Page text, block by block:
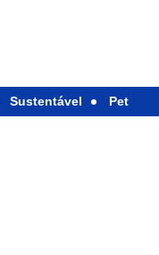
Sustentável Pet